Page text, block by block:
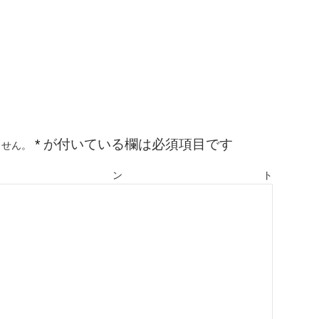
ん。 * が付いている欄は必須項目です
ント